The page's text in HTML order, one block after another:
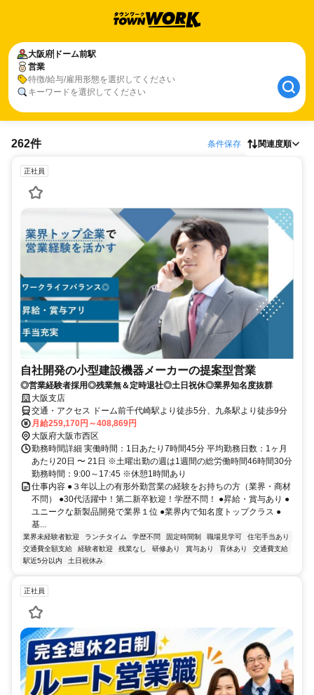
大阪府 ドーム前駅
営業
特徴/給与/雇用形態を選択してください
キーワードを選択してください
262件 条件保存 関連度順
正社員
自社開発の小型建設機器メーカーの提案型営業
◎営業経験者採用◎残業無＆定時退社◎土日祝休◎業界知名度抜群
大阪支店
交通・アクセス ドーム前千代崎駅より徒歩5分、九条駅より徒歩9分
月給259,170円～408,869円
大阪府大阪市西区
勤務時間詳細 実働時間：1日あたり7時間45分 平均勤務日数：1ヶ月
あたり20日 〜 21日 ※土曜出勤の週は1週間の総労働時間46時間30分
勤務時間：9:00～17:45 ※休憩1時間あり
仕事内容 ●３年以上の有形外勤営業の経験をお持ちの方（業界・商材
不問） ●30代活躍中！第二新卒歓迎！学歴不問！ ●昇給・賞与あり ●
ユニークな新製品開発で業界１位 ●業界内で知名度トップクラス ●
基...
業界未経験者歓迎 ランチタイム 学歴不問 固定時間制 職場見学可
住宅手当あり
交通費全額支給
経験者歓迎 残業なし 研修あり 賞与あり 育休あり
交通費支給
駅近5分以内
土日祝休み
正社員